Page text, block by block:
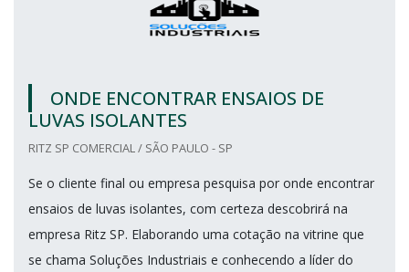
ONDE ENCONTRAR ENSAIOS DE
LUVAS ISOLANTES
RITZ SP COMERCIAL / SÃO PAULO - SP
Se o cliente final ou empresa pesquisa por onde encontrar
ensaios de luvas isolantes, com certeza descobrirá na
empresa Ritz SP. Elaborando uma cotação na vitrine que
se chama Soluções Industriais e conhecendo a líder do